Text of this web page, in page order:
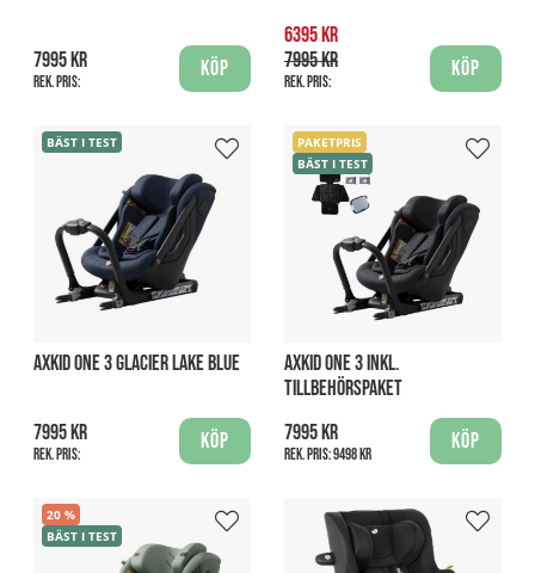
7995 kr
Rek. pris:
Köp
6395 kr
7995 kr
Rek. pris:
Köp
BÄST I TEST
AXKID ONE 3 GLACIER LAKE BLUE
7995 kr
Rek. pris:
Köp
PAKETPRIS
BÄST I TEST
AXKID ONE 3 INKL.
TILLBEHÖRSPAKET
7995 kr
Rek. pris:9498 kr
Köp
20
BÄST I TEST